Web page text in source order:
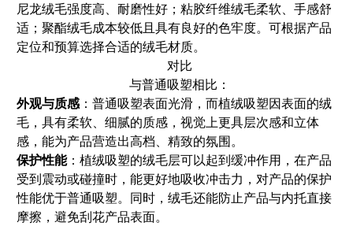
尼龙绒毛强度高、耐磨性好；粘胶纤维绒毛柔软、手感舒
适；聚酯绒毛成本较低且具有良好的色牢度。可根据产品
定位和预算选择合适的绒毛材质。
对比
与普通吸塑相比：
外观与质感：普通吸塑表面光滑，而植绒吸塑因表面的绒
毛，具有柔软、细腻的质感，视觉上更具层次感和立体
感，能为产品营造出高档、精致的氛围。
保护性能：植绒吸塑的绒毛层可以起到缓冲作用，在产品
受到震动或碰撞时，能更好地吸收冲击力，对产品的保护
性能优于普通吸塑。同时，绒毛还能防止产品与内托直接
摩擦，避免刮花产品表面。